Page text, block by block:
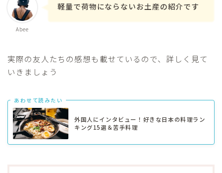
Abee
軽量で荷物にならないお土産の紹介です
実際の友人たちの感想も載せているので、詳しく見て
いきましょう
あわせて読みたい
外国人にインタビュー！好きな日本の料理ラン
キング15選＆苦手料理